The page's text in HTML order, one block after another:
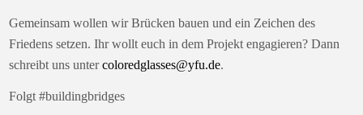
Gemeinsam wollen wir Brücken bauen und ein Zeichen des
Friedens setzen. Ihr wollt euch in dem Projekt engagieren? Dann
schreibt uns untercoloredglasses@yfu.de.
Folgt #buildingbridges